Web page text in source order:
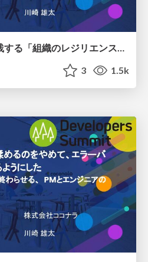
マルチロールEMが実践する「組織のレジリエンス」を高めるための組織構造と人材配置戦略
3 1.5k